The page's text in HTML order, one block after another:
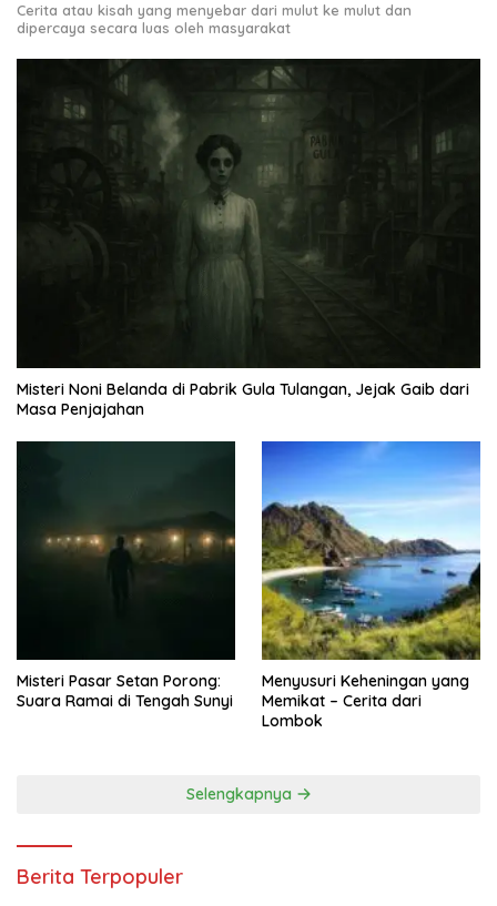
Cerita atau kisah yang menyebar dari mulut ke mulut dan
dipercaya secara luas oleh masyarakat
Misteri Noni Belanda di Pabrik Gula Tulangan, Jejak Gaib dari
Masa Penjajahan
Misteri Pasar Setan Porong:
Suara Ramai di Tengah Sunyi
Menyusuri Keheningan yang
Memikat – Cerita dari
Lombok
Selengkapnya
Berita Terpopuler